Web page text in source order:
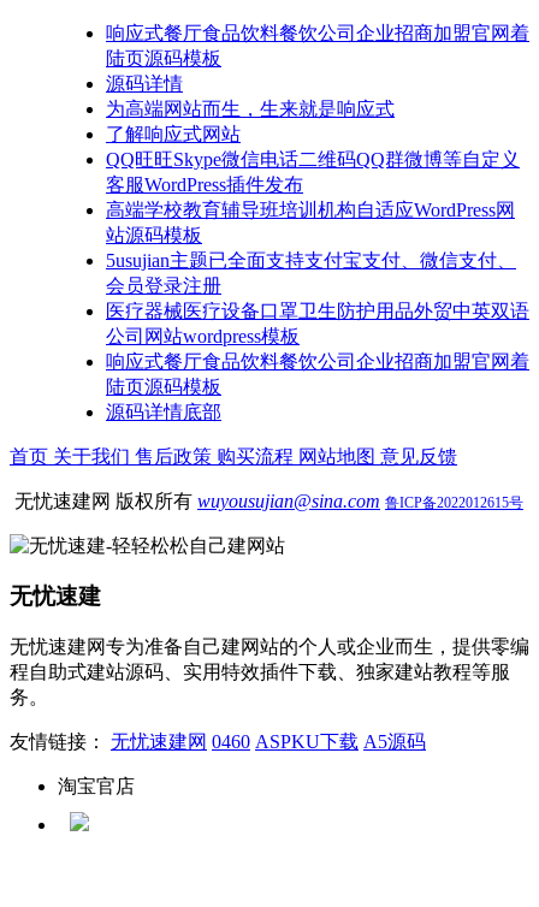
响应式餐厅食品饮料餐饮公司企业招商加盟官网着
陆页源码模板
源码详情
为高端网站而生，生来就是响应式
了解响应式网站
QQ旺旺Skype微信电话二维码QQ群微博等自定义
客服WordPress插件发布
高端学校教育辅导班培训机构自适应WordPress网
站源码模板
5usujian主题已全面支持支付宝支付、微信支付、
会员登录注册
医疗器械医疗设备口罩卫生防护用品外贸中英双语
公司网站wordpress模板
响应式餐厅食品饮料餐饮公司企业招商加盟官网着
陆页源码模板
源码详情底部
首页 关于我们 售后政策 购买流程 网站地图 意见反馈
无忧速建网 版权所有 wuyousujian@sina.com 鲁ICP备2022012615号
无忧速建
无忧速建网专为准备自己建网站的个人或企业而生，提供零编
程自助式建站源码、实用特效插件下载、独家建站教程等服
务。
友情链接： 无忧速建网 0460 ASPKU下载 A5源码
淘宝官店